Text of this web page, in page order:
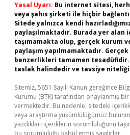
Yasal Uyarı: Bu internet sitesi,
veya şahıs şirketi ile hiçbir
Sitede yalnızca kendi
paylaşılmaktadır. Burada yer
taşımamakta olup, gerçek kurum
paylaşım yapılmamaktadır.
benzerlikleri tamamen
taslak halindedir ve tavsiye niteliği
Sitemiz, 5651 Sayılı Kanun gereğince
Kurumu (BTK) tarafından onaylanmış
vermektedir. Bu nedenle, sitedeki
veya araştırma yükümlülüğümüz
yazdıkları içeriklerin sorumluluğunu
bu sorumluluğu kabul etmiş sayılırlar.